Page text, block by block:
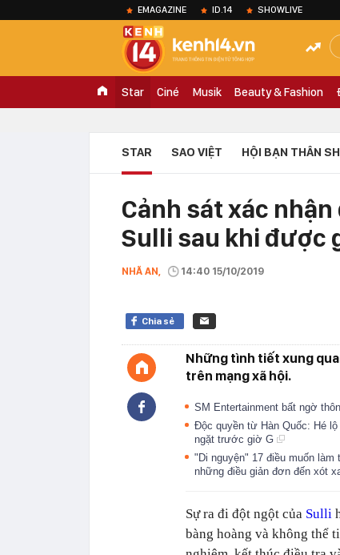
EMAGAZINE ID.14 SHOWLIVE
Star Ciné Musik Beauty & Fashion
STAR SAO VIỆT HỘI BẠN THÂN
Cảnh sát xác
Sulli sau khi được
NHÃ AN, 14:40 15/10/2019
Chia sẻ
Những tình tiết xung
trên mạng xã hội.
SM Entertainment bất ngờ
Độc quyền từ Hàn Quốc: Hé
ngặt trước giờ G
"Di nguyện" 17 điều muốn
những điều giản đơn đến xót
Sự ra đi đột ngột của Sulli
bàng hoàng và không thể